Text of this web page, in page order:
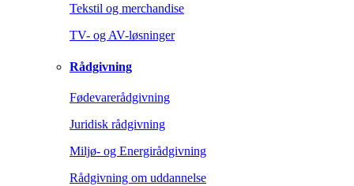
Tekstil og merchandise
TV- og AV-løsninger
Rådgivning
Fødevarerådgivning
Juridisk rådgivning
Miljø- og Energirådgivning
Rådgivning om uddannelse